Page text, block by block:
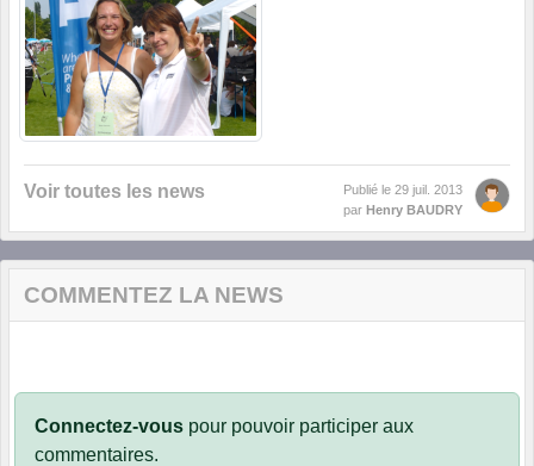
Voir toutes les news Publié le 29 juil. 2013
par Henry BAUDRY
COMMENTEZ LA NEWS
Connectez-vous pour pouvoir participer aux
commentaires.